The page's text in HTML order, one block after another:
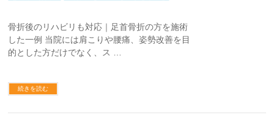
骨折後のリハビリも対応｜足首骨折の方を施術
した一例 当院には肩こりや腰痛、姿勢改善を目
的とした方だけでなく、ス …
続きを読む